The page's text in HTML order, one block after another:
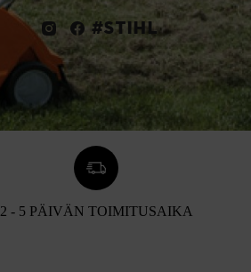
#STIHL
2 - 5 PÄIVÄN TOIMITUSAIKA